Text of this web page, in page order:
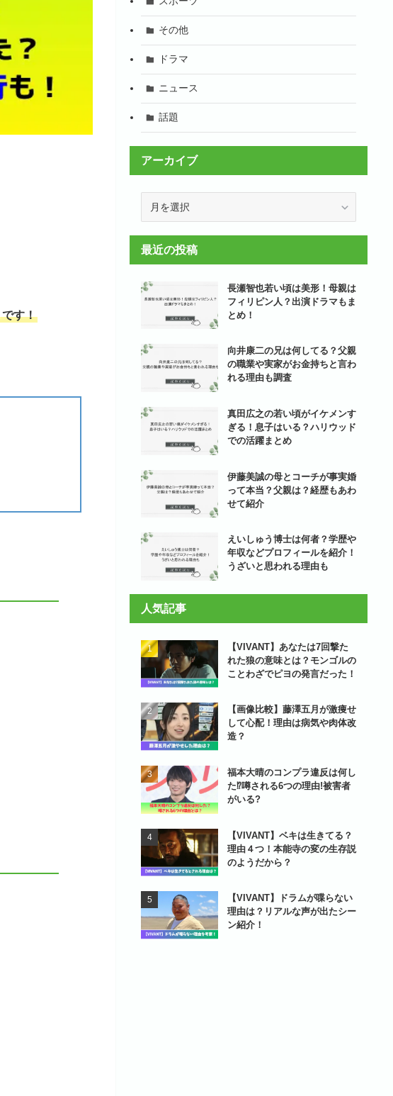
す！
その他
ドラマ
ニュース
話題
アーカイブ
イ
最近の投稿
長瀬智也若い頃は美形！母親は
フィリピン人？出演ドラマもま
とめ！
向井康二の兄は何してる？父親
の職業や実家がお金持ちと言わ
れる理由も調査
真田広之の若い頃がイケメンす
ぎる！息子はいる？ハリウッド
での活躍まとめ
伊藤美誠の母とコーチが事実婚
って本当？父親は？経歴もあわ
せて紹介
えいしゅう博士は何者？学歴や
年収などプロフィールを紹介！
うざいと思われる理由も
人気記事
【VIVANT】あなたは7回撃た
れた狼の意味とは？モンゴルの
ことわざでピヨの発言だった！
【画像比較】藤澤五月が激痩せ
して心配！理由は病気や肉体改
造？
福本大晴のコンプラ違反は何し
た⁉噂される6つの理由!被害者
がいる?
【VIVANT】ベキは生きてる？
理由４つ！本能寺の変の生存説
のようだから？
【VIVANT】ドラムが喋らない
理由は？リアルな声が出たシー
ン紹介！